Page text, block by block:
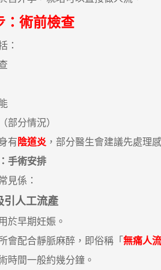
：術前檢查
分情況）
有 陰道炎 ，部分醫生會建議先處理
手術安排
係：
引人工流產
早期妊娠。
配合靜脈麻醉，即俗稱「 無痛人流
間一般約幾分鐘。